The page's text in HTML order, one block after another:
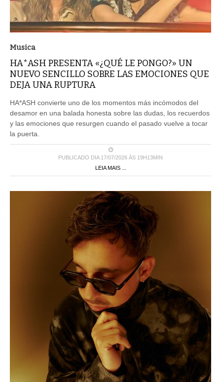
Musica
HA*ASH PRESENTA «¿QUÉ LE PONGO?» UN
NUEVO SENCILLO SOBRE LAS EMOCIONES QUE
DEJA UNA RUPTURA
HA*ASH convierte uno de los momentos más incómodos del
desamor en una balada honesta sobre las dudas, los recuerdos
y las emociones que resurgen cuando el pasado vuelve a tocar
la puerta.
PUBLICADO DIA 17/07/2026 ÀS 19H13MIN
LEIA MAIS ...